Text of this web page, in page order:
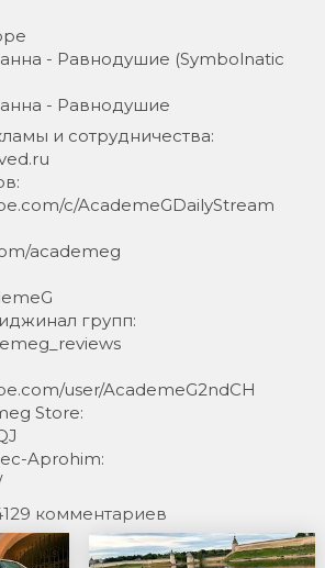
- Равнодушие (Symbolnatic
- Равнодушие
и сотрудничества:
c/AcademeGDailyStream
academeg
групп:
user/AcademeG2ndCH
Store:
Aprohim:
комментариев